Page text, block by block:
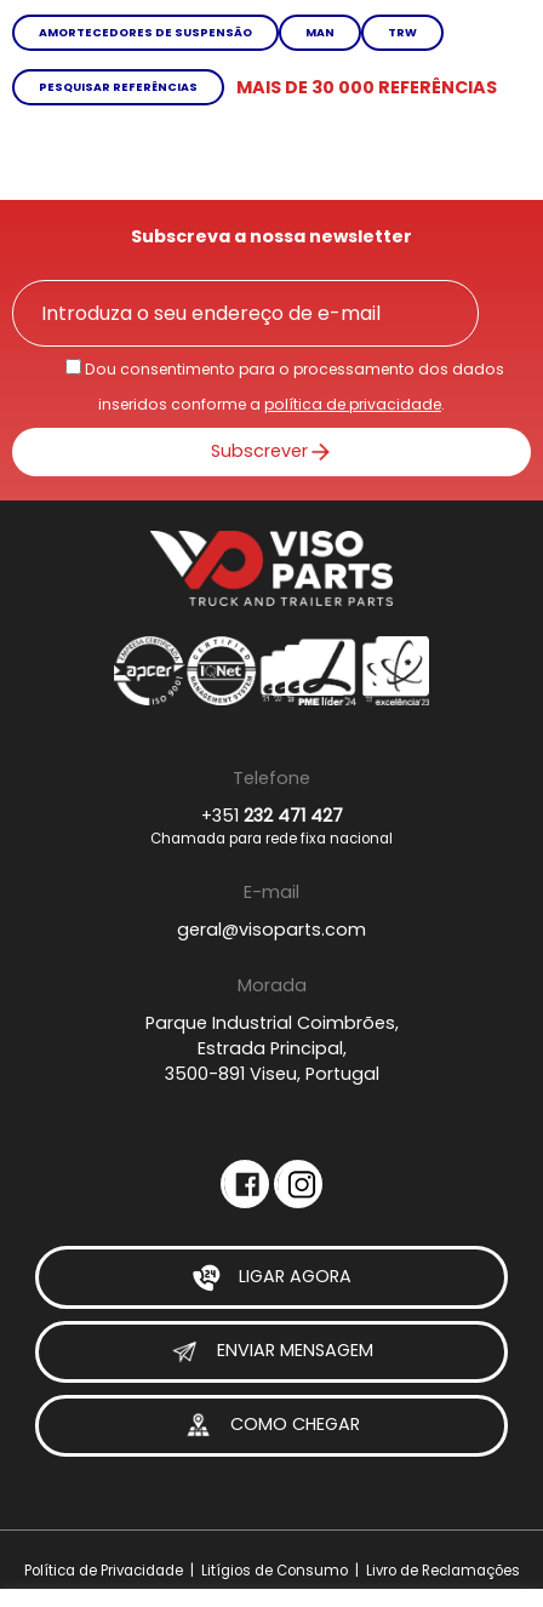
AMORTECEDORES DE SUSPENSÃO MAN TRW
PESQUISAR REFERÊNCIAS MAIS DE 30 000 REFERÊNCIAS
Subscreva a nossa newsletter
Dou consentimento para o processamento dos dados
inseridos conforme a política de privacidade.
Subscrever
Telefone
+351 232 471 427
Chamada para rede fixa nacional
E-mail
geral@visoparts.com
Morada
Parque Industrial Coimbrões,
Estrada Principal,
3500-891 Viseu, Portugal
LIGAR AGORA
ENVIAR MENSAGEM
COMO CHEGAR
Política de Privacidade| Litígios de Consumo| Livro de Reclamações